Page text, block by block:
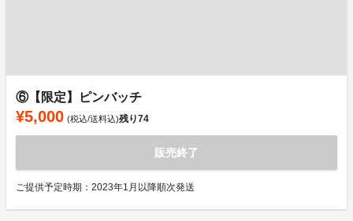
⑥【限定】ピンバッチ
¥5,000 (税込/送料込)残り74
販売終了
ご提供予定時期：2023年1月以降順次発送